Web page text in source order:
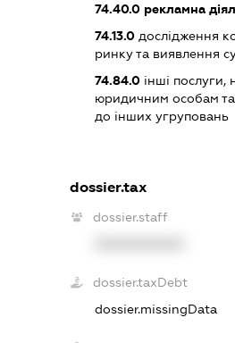
74.40.0 рекламна
74.13.0 дослідження
ринку та виявлення
74.84.0 інші послуги,
юридичним особам та
до інших угруповань
dossier.tax
dossier.staff
dossier.taxDebt
dossier.missingData